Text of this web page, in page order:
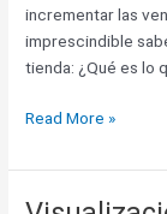
incrementar las
imprescindible
tienda: ¿Qué es lo
Read More »
Visualización